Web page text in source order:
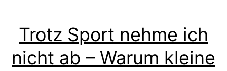
Trotz Sport nehme ich
nicht ab – Warum kleine